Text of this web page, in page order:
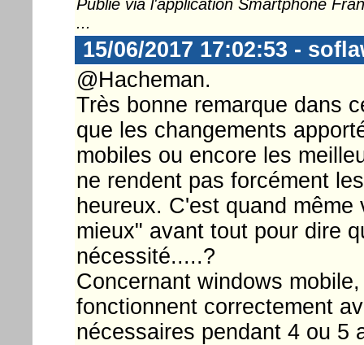
Publié via l'application Smartphone
...
15/06/2017 17:02:53 -
@Hacheman.
Très bonne remarque dans
que les changements
mobiles ou encore les
ne rendent pas forcément
heureux. C'est quand
mieux" avant tout pour dire
nécessité.....?
Concernant windows
fonctionnent correctement
nécessaires pendant 4 ou 5